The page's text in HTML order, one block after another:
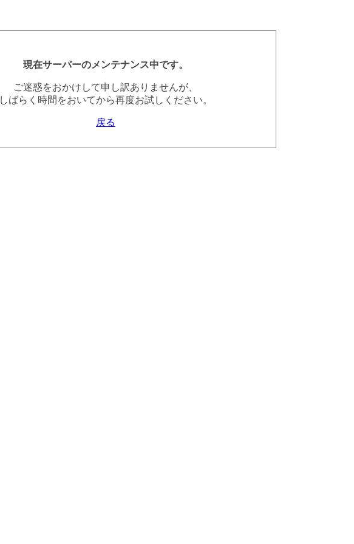
現在サーバーのメンテナンス中です。
ご迷惑をおかけして申し訳ありませんが、
しばらく時間をおいてから再度お試しください。
戻る